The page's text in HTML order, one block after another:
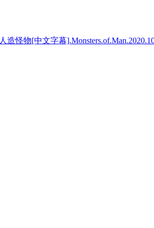
人造怪物[中文字幕